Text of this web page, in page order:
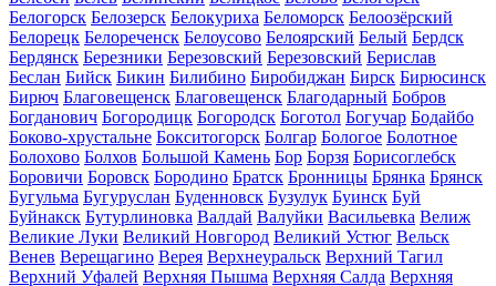
Белогорск Белозерск Белокуриха Беломорск Белоозёрский
Белорецк Белореченск Белоусово Белоярский Белый Бердск
Бердянск Березники Березовский Березовский Берислав
Беслан Бийск Бикин Билибино Биробиджан Бирск Бирюсинск
Бирюч Благовещенск Благовещенск Благодарный Бобров
Богданович Богородицк Богородск Боготол Богучар Бодайбо
Боково-хрустальне Бокситогорск Болгар Бологое Болотное
Болохово Болхов Большой Камень Бор Борзя Борисоглебск
Боровичи Боровск Бородино Братск Бронницы Брянка Брянск
Бугульма Бугуруслан Буденновск Бузулук Буинск Буй
Буйнакск Бутурлиновка Валдай Валуйки Васильевка Велиж
Великие Луки Великий Новгород Великий Устюг Вельск
Венев Верещагино Верея Верхнеуральск Верхний Тагил
Верхний Уфалей Верхняя Пышма Верхняя Салда Верхняя